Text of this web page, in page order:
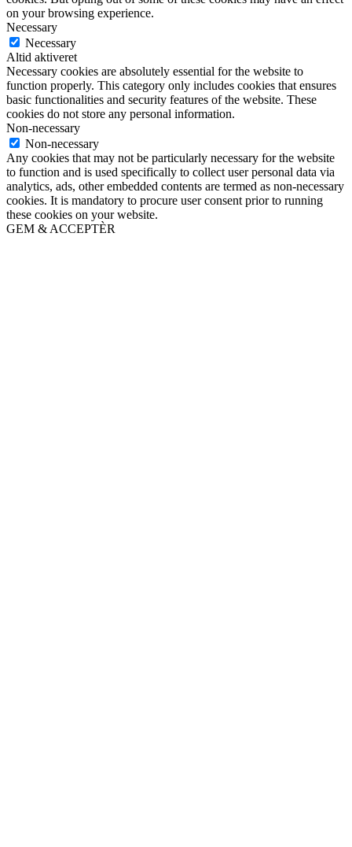
on your browsing experience.
Necessary
Necessary
Altid aktiveret
Necessary cookies are absolutely essential for the website to
function properly. This category only includes cookies that ensures
basic functionalities and security features of the website. These
cookies do not store any personal information.
Non-necessary
Non-necessary
Any cookies that may not be particularly necessary for the website
to function and is used specifically to collect user personal data via
analytics, ads, other embedded contents are termed as non-necessary
cookies. It is mandatory to procure user consent prior to running
these cookies on your website.
GEM & ACCEPTÈR